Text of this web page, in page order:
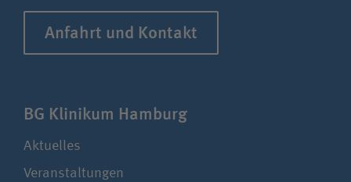
Anfahrt und Kontakt
BG Klinikum Hamburg
Aktuelles
Veranstaltungen